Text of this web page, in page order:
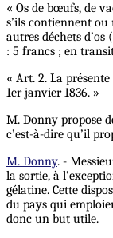
« Os de bœufs, de
s’ils contiennent
autres déchets
: 5 francs ; en
« Art. 2. La
1er janvier 1836. »
M. Donny propose
c’est-à-dire qu’il
M. Donny. -
la sortie, à
gélatine. Cette
du pays qui
donc un but utile.